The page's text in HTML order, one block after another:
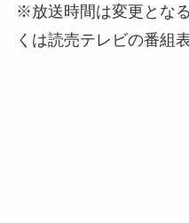
※放送時間は変更とな
くは読売テレビの番組